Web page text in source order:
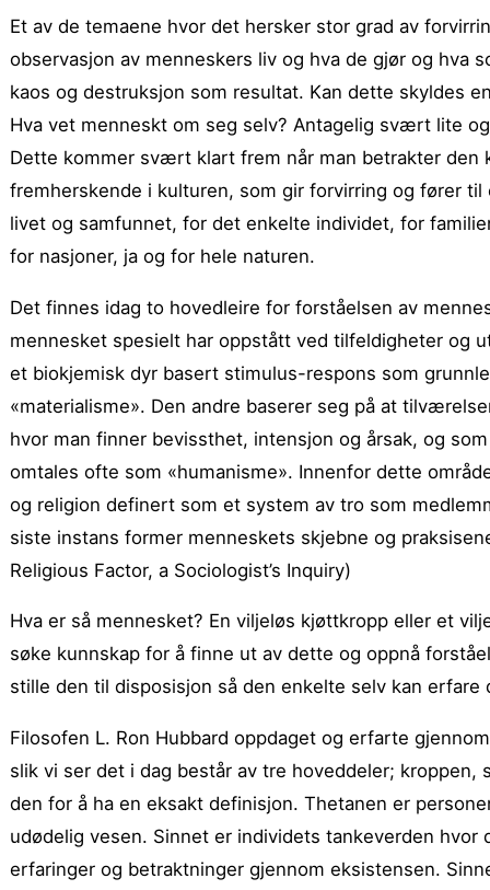
Et av de temaene hvor det hersker stor grad av
observasjon av menneskers liv og hva de gjør og hva
kaos og destruksjon som resultat. Kan dette skyldes
Hva vet menneskt om seg selv? Antagelig svært lite
Dette kommer svært klart frem når man betrakter den
fremherskende i kulturen, som gir forvirring og fører
livet og samfunnet, for det enkelte individet, for
for nasjoner, ja og for hele naturen.
Det finnes idag to hovedleire for forståelsen av
mennesket spesielt har oppstått ved tilfeldigheter og
et biokjemisk dyr basert stimulus-respons som
«materialisme». Den andre baserer seg på at
hvor man finner bevissthet, intensjon og årsak, og
omtales ofte som «humanisme». Innenfor dette
og religion definert som et system av tro som
siste instans former menneskets skjebne og
Religious Factor, a Sociologist’s Inquiry)
Hva er så mennesket? En viljeløs kjøttkropp eller et
søke kunnskap for å finne ut av dette og oppnå
stille den til disposisjon så den enkelte selv kan
Filosofen L. Ron Hubbard oppdaget og erfarte
slik vi ser det i dag består av tre hoveddeler;
den for å ha en eksakt definisjon. Thetanen er
udødelig vesen. Sinnet er individets tankeverden
erfaringer og betraktninger gjennom eksistensen.